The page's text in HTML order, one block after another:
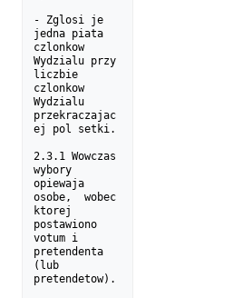
- Zglosi je
jedna piata
czlonkow
Wydzialu przy
liczbie
czlonkow
Wydzialu
przekraczajac
ej pol setki.
2.3.1 Wowczas
wybory
opiewaja
osobe,  wobec
ktorej
postawiono
votum i
pretendenta
(lub
pretendetow).